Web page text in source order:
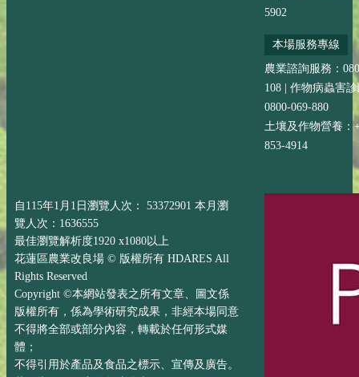
5902
本場服務專線
農業諮詢服務：
108 | 作物病蟲害
0800-069-880
土壤及作物營養：
853-4914
自115年1月1日瀏覽人次： 53372901 本月瀏
覽人次：1636555
最佳瀏覽解析度1920 x1080以上
花蓮區農業改良場 © 版權所有 HDARES All
Rights Reserved
Copyright ©本網站發表之所有文章、圖文係
版權所有，係為學術研究成果，非經本場同意
不得將全部或部分內容，轉載於任何形式媒
體；
不得引用於產品及食品之標示、宣傳及廣告。